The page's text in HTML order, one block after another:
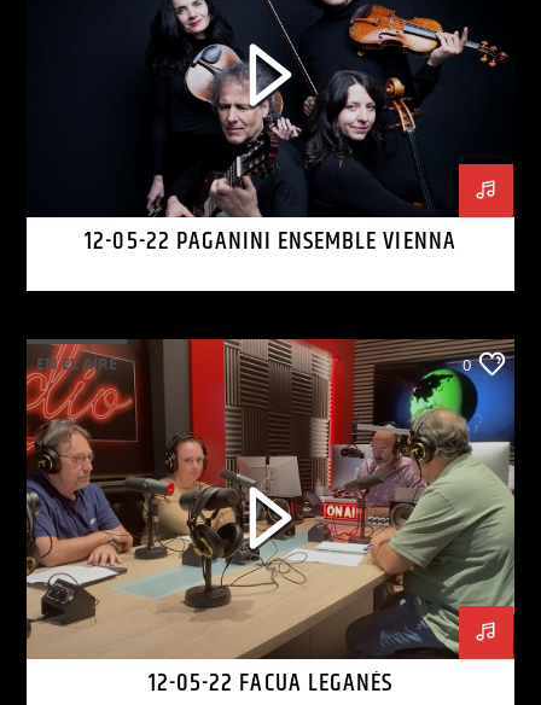
12-05-22 PAGANINI ENSEMBLE VIENNA
EN EL AIRE 0
12-05-22 FACUA LEGANÉS